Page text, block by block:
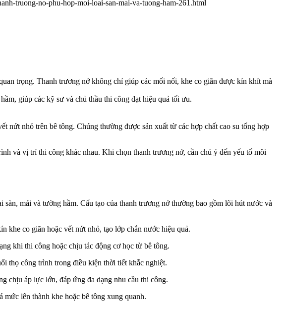
truong-no-phu-hop-moi-loai-san-mai-va-tuong-ham-261.html
trọng. Thanh trương nở không chỉ giúp các mối nối, khe co giãn được kín khít mà
giúp các kỹ sư và chủ thầu thi công đạt hiệu quả tối ưu.
nhỏ trên bê tông. Chúng thường được sản xuất từ các hợp chất cao su tổng hợp
và vị trí thi công khác nhau. Khi chọn thanh trương nở, cần chú ý đến yếu tố môi
mái và tường hầm. Cấu tạo của thanh trương nở thường bao gồm lõi hút nước và
khe co giãn hoặc vết nứt nhỏ, tạo lớp chắn nước hiệu quả.
khi thi công hoặc chịu tác động cơ học từ bê tông.
thọ công trình trong điều kiện thời tiết khắc nghiệt.
chịu áp lực lớn, đáp ứng đa dạng nhu cầu thi công.
lên thành khe hoặc bê tông xung quanh.